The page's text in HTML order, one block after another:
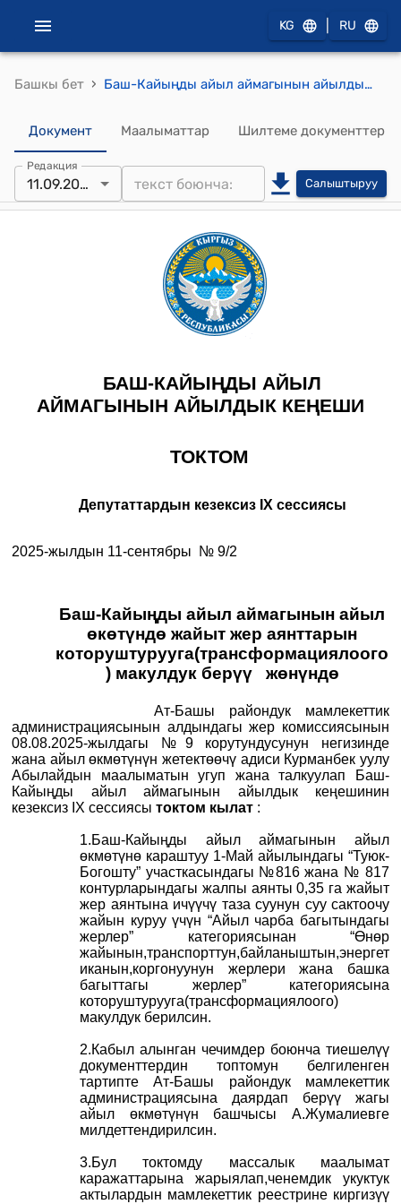
KG RU
Башкы бет › Баш-Кайыңды айыл аймагынын айылдык кеңешинин 2025-жылдын 11-сентябрындагы №9/2 "Баш-Кайыңды айыл аймагынын айыл өкөтүндө жайыт жер аянттарын которуштурууга(трансформациялоого) макулдук берүү жөнүндө" Токтому
Документ Маалыматтар Шилтеме документтер
Редакция
11.09.2025 Салыштыруу